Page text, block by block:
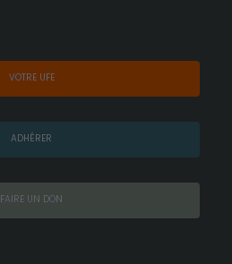
VOTRE UFE
ADHÉRER
FAIRE UN DON